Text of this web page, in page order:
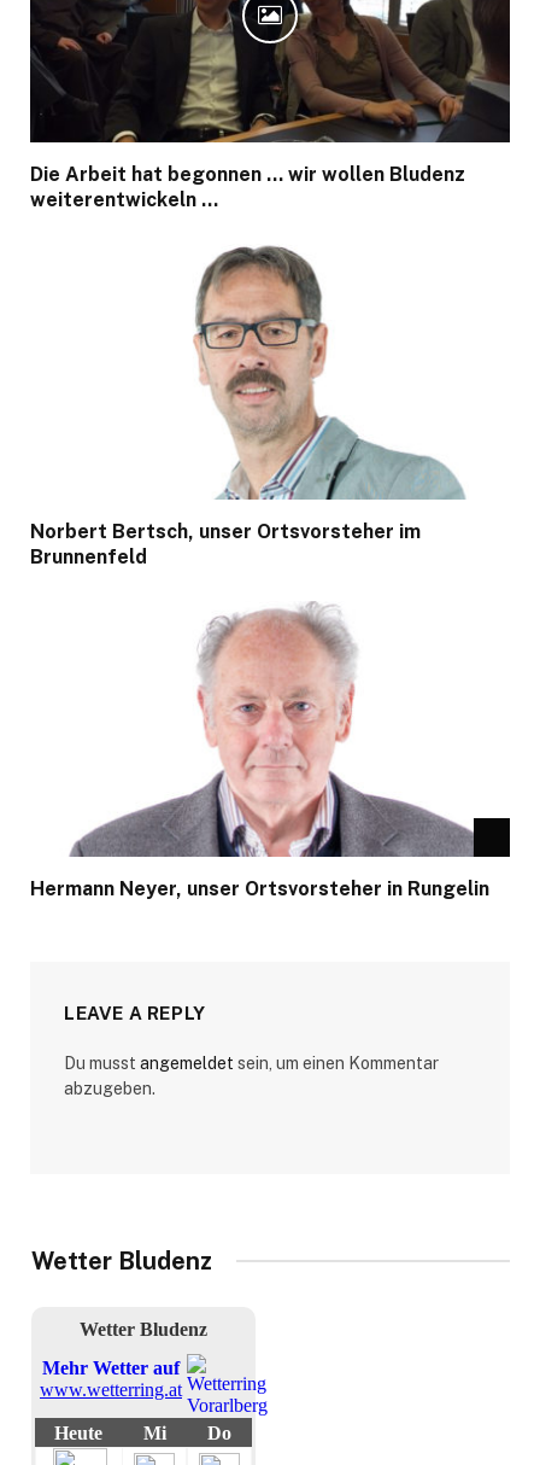
Die Arbeit hat begonnen … wir wollen Bludenz
weiterentwickeln …
Norbert Bertsch, unser Ortsvorsteher im
Brunnenfeld
Hermann Neyer, unser Ortsvorsteher in Rungelin
LEAVE A REPLY
Du musst angemeldet sein, um einen Kommentar
abzugeben.
Wetter Bludenz